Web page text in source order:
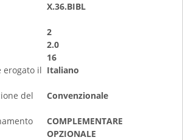
X.36.BIBL
2
2.0
16
erogato il Italiano
del
Convenzionale
COMPLEMENTARE
OPZIONALE